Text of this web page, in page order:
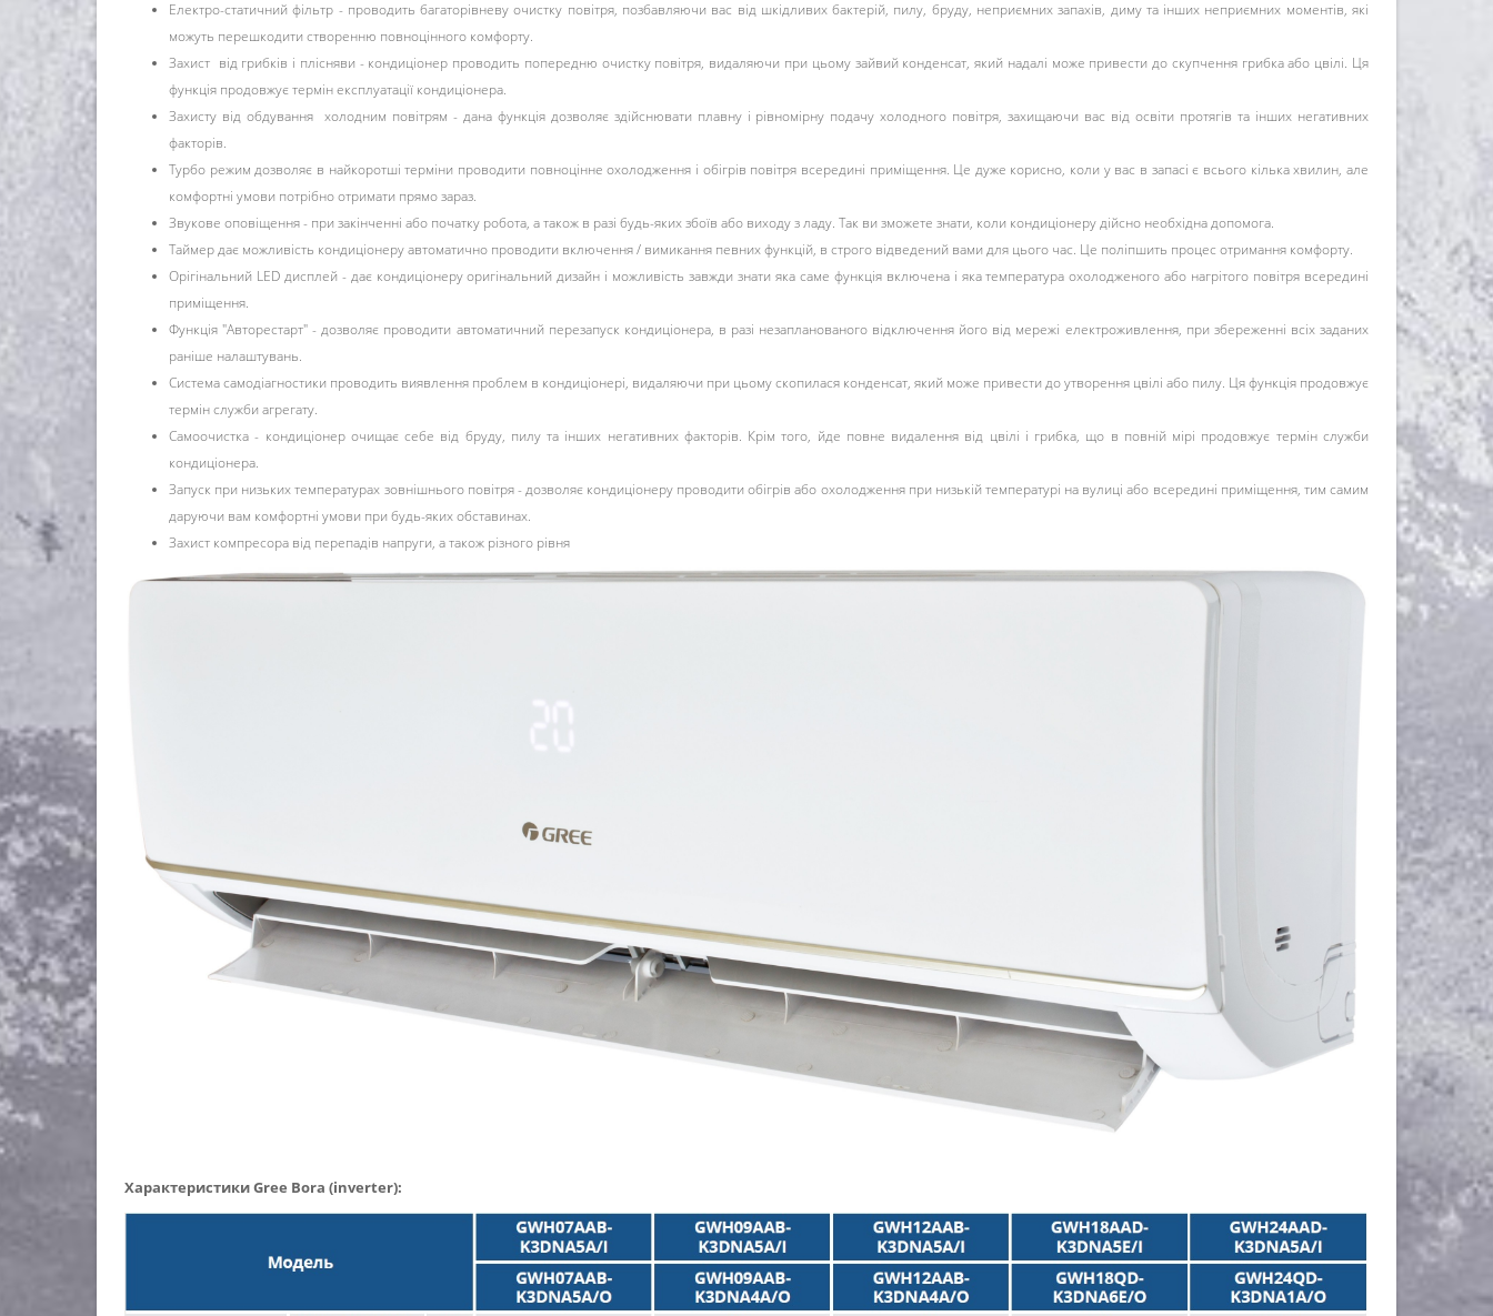
Електро-статичний фільтр - проводить багаторівневу очистку повітря, позбавляючи вас від шкідливих бактерій, пилу, бруду, неприємних запахів, диму та інших неприємних моментів, які
можуть перешкодити створенню повноцінного комфорту.
Захист від грибків і плісняви ​​- кондиціонер проводить попередню очистку повітря, видаляючи при цьому зайвий конденсат, який надалі може привести до скупчення грибка або цвілі. Ця
функція продовжує термін експлуатації кондиціонера.
Захисту від обдування холодним повітрям - дана функція дозволяє здійснювати плавну і рівномірну подачу холодного повітря, захищаючи вас від освіти протягів та інших негативних
факторів.
Турбо режим дозволяє в найкоротші терміни проводити повноцінне охолодження і обігрів повітря всередині приміщення. Це дуже корисно, коли у вас в запасі є всього кілька хвилин, але
комфортні умови потрібно отримати прямо зараз.
Звукове оповіщення - при закінченні або початку робота, а також в разі будь-яких збоїв або виходу з ладу. Так ви зможете знати, коли кондиціонеру дійсно необхідна допомога.
Таймер дає можливість кондиціонеру автоматично проводити включення / вимикання певних функцій, в строго відведений вами для цього час. Це поліпшить процес отримання комфорту.
Орігінальний LED дисплей - дає кондиціонеру оригінальний дизайн і можливість завжди знати яка саме функція включена і яка температура охолодженого або нагрітого повітря всередині
приміщення.
Функція "Авторестарт" - дозволяє проводити автоматичний перезапуск кондиціонера, в разі незапланованого відключення його від мережі електроживлення, при збереженні всіх заданих
раніше налаштувань.
Система самодіагностики проводить виявлення проблем в кондиціонері, видаляючи при цьому скопилася конденсат, який може привести до утворення цвілі або пилу. Ця функція продовжує
термін служби агрегату.
Самоочистка - кондиціонер очищає себе від бруду, пилу та інших негативних факторів. Крім того, йде повне видалення від цвілі і грибка, що в повній мірі продовжує термін служби
кондиціонера.
Запуск при низьких температурах зовнішнього повітря - дозволяє кондиціонеру проводити обігрів або охолодження при низькій температурі на вулиці або всередині приміщення, тим самим
даруючи вам комфортні умови при будь-яких обставинах.
Захист компресора від перепадів напруги, а також різного рівня
Характеристики Gree Bora (inverter):